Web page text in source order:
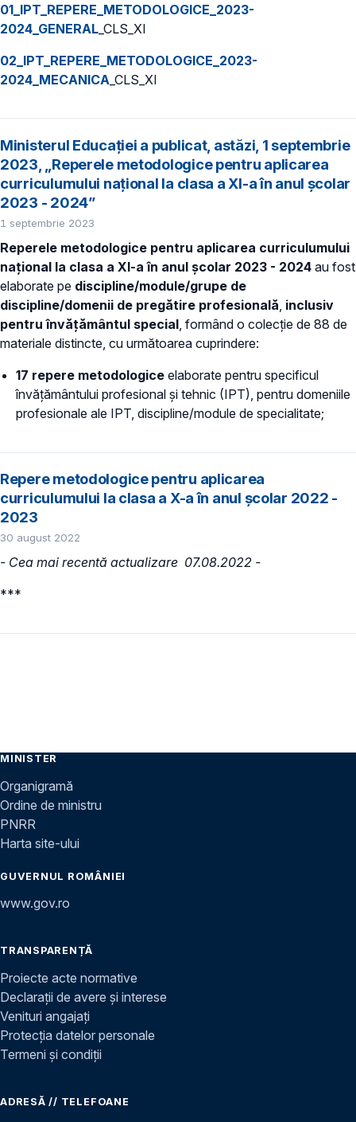
01_IPT_REPERE_METODOLOGICE_2023-
2024_GENERAL _CLS_XI
02_IPT_REPERE_METODOLOGICE_2023-
2024_MECANICA _CLS_XI
Ministerul Educației a publicat, astăzi, 1 septembrie
2023, „Reperele metodologice pentru aplicarea
curriculumului național la clasa a XI-a în anul școlar
2023 - 2024”
1 septembrie 2023
Reperele metodologice pentru aplicarea curriculumului
național la clasa a XI-a în anul școlar 2023 - 2024 au fost
elaborate pe discipline/module/grupe de
discipline/domenii de pregătire profesională inclusiv
pentru învățământul special , formând o colecție de 88 de
materiale distincte, cu următoarea cuprindere:
17 repere metodologice elaborate pentru specificul
învățământului profesional și tehnic (IPT), pentru domeniile
profesionale ale IPT, discipline/module de specialitate;
Repere metodologice pentru aplicarea
curriculumului la clasa a X-a în anul școlar 2022 -
2023
30 august 2022
- Cea mai recentă actualizare 07.08.2022 -
***
MINISTER
Organigramă
Ordine de ministru
PNRR
Harta site-ului
GUVERNUL ROMÂNIEI
www.gov.ro
TRANSPARENȚĂ
Proiecte acte normative
Declarații de avere și interese
Venituri angajați
Protecția datelor personale
Termeni și condiții
ADRESĂ // TELEFOANE